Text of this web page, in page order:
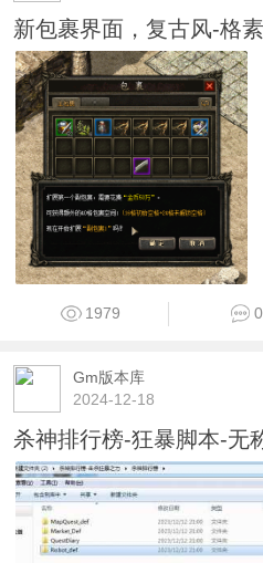
新包裹界面，复古风-格
1979 0
Gm版本库
2024-12-18
杀神排行榜-狂暴脚本-无